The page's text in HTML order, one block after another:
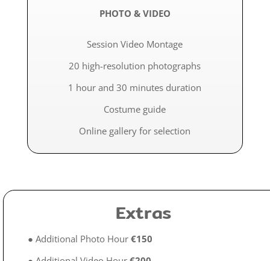
PHOTO & VIDEO
Session Video Montage
20 high-resolution photographs
1 hour and 30 minutes duration
Costume guide
Online gallery for selection
Extras
● Additional Photo Hour €150